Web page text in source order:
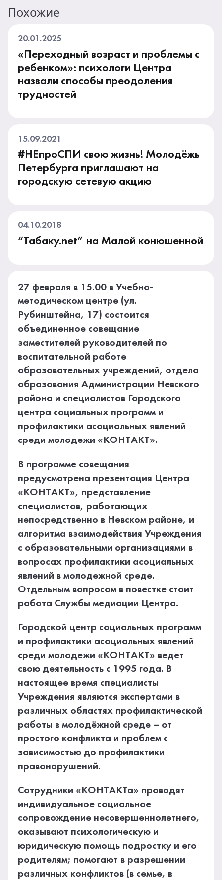
Похожие
20.01.2025
«Переходный возраст и проблемы с
ребенком»: психологи Центра
назвали способы преодоления
трудностей
15.09.2021
#НЕпроСПИ свою жизнь! Молодёжь
Петербурга приглашают на
городскую сетевую акцию
04.10.2018
“Табаку.net” на Малой конюшенной
27 февраля в 15.00 в Учебно-
методическом центре (ул.
Рубинштейна, 17) состоится
объединенное совещание
заместителей руководителей по
воспитательной работе
образовательных учреждений, отдела
образования Администрации Невского
района и специалистов Городского
центра социальных программ и
профилактики асоциальных явлений
среди молодежи «КОНТАКТ».
В программе совещания
предусмотрена презентация Центра
«КОНТАКТ», представление
специалистов, работающих
непосредственно в Невском районе, и
алгоритма взаимодействия Учреждения
с образовательными организациями в
вопросах профилактики асоциальных
явлений в молодежной среде.
Отдельным вопросом в повестке стоит
работа Службы медиации Центра.
Городской центр социальных программ
и профилактики асоциальных явлений
среди молодежи «КОНТАКТ» ведет
свою деятельность с 1995 года. В
настоящее время специалисты
Учреждения являются экспертами в
различных областях профилактической
работы в молодёжной среде – от
простого конфликта и проблем с
зависимостью до профилактики
правонарушений.
Сотрудники «КОНТАКТа» проводят
индивидуальное социальное
сопровождение несовершеннолетнего,
оказывают психологическую и
юридическую помощь подростку и его
родителям; помогают в разрешении
различных конфликтов (в семье, в